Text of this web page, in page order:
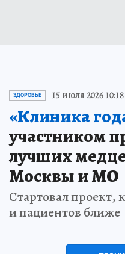
ЗДОРОВЬЕ 15 июля 2026 10:18
«Клиника
участником
лучших
Москвы и МО
Стартовал проект,
и пациентов ближе